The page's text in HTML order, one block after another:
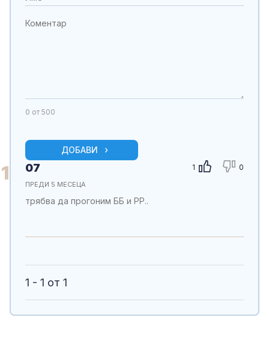
0 от 500
ДОБАВИ
1 1 0
07
ПРЕДИ 5 МЕСЕЦА
трябва да прогоним ББ и РР..
1 - 1 от 1